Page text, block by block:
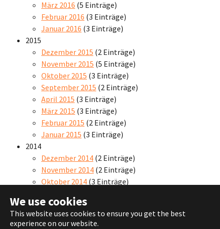
We use cookies
This website uses cookies to ensure you get the best
experience on our website.
März 2016 (5 Einträge)
Februar 2016 (3 Einträge)
Januar 2016 (3 Einträge)
2015
Dezember 2015 (2 Einträge)
November 2015 (5 Einträge)
Oktober 2015 (3 Einträge)
September 2015 (2 Einträge)
April 2015 (3 Einträge)
März 2015 (3 Einträge)
Februar 2015 (2 Einträge)
Januar 2015 (3 Einträge)
2014
Dezember 2014 (2 Einträge)
November 2014 (2 Einträge)
Oktober 2014 (3 Einträge)